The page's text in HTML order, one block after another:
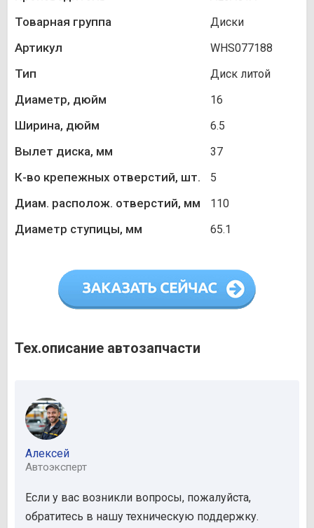
Товарная группа Диски
Артикул WHS077188
Тип Диск литой
Диаметр, дюйм 16
Ширина, дюйм 6.5
Вылет диска, мм 37
К-во крепежных отверстий, шт. 5
Диам. располож. отверстий, мм 110
Диаметр ступицы, мм 65.1
Тех.описание автозапчасти
Алексей
Автоэксперт
Если у вас возникли вопросы, пожалуйста,
обратитесь в нашу техническую поддержку.